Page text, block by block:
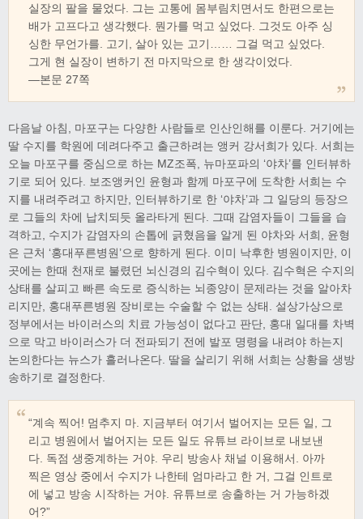
실장의 팔을 물었다. 그는 고통에 몸부림치면서도 한편으로는
배가 고프다고 생각했다. 뭔가를 먹고 싶었다. 그것도 아주 싱
싱한 무언가를. 고기, 살아 있는 고기…… 그걸 먹고 싶었다.
그게 현 실장이 변하기 전 마지막으로 한 생각이었다.
―본문 27쪽
다음날 아침, 마포구는 다양한 사람들로 인산인해를 이룬다. 거기에는
딸 수지를 학원에 데려다주고 출근하려는 앵커 강서희가 있다. 서희는
오늘 마포구를 중심으로 하는 MZ조폭, 뉴마포파의 ‘야차’를 인터뷰하
기로 되어 있다. 보조앵커인 윤형과 함께 마포구에 도착한 서희는 수
지를 내려주려고 하지만, 인터뷰하기로 한 ‘야차’과 그 일당의 등장으
로 그들의 차에 납치되듯 올라타게 된다. 그때 감염자들이 그들을 습
격하고, 수지가 감염자의 손톱에 긁혔음을 알게 된 야차와 서희, 윤형
은 근처 ‘홍대푸른병원’으로 향하게 된다. 이미 낙후한 병원이지만, 이
곳에는 한때 천재로 불렸던 뇌신경의 김수혁이 있다. 김수혁은 수지의
상태를 살피고 빠른 속도로 증식하는 뇌종양이 문제라는 것을 알아차
리지만, 홍대푸른병원 장비로는 수술할 수 없는 상태. 설상가상으로
정부에서는 바이러스의 치료 가능성이 없다고 판단, 홍대 일대를 차벽
으로 막고 바이러스가 더 전파되기 전에 발포 명령을 내려야 하는지
논의한다는 뉴스가 흘러나온다. 딸을 살리기 위해 서희는 상황을 생방
송하기로 결정한다.
“계속 찍어! 멈추지 마. 지금부터 여기서 벌어지는 모든 일, 그
리고 병원에서 벌어지는 모든 일도 유튜브 라이브로 내보낸
다. 독점 생중계하는 거야. 우리 방송사 채널 이용해서. 아까
찍은 영상 중에서 수지가 나한테 엄마라고 한 거, 그걸 인트로
에 넣고 방송 시작하는 거야. 유튜브로 송출하는 거 가능하겠
어?”